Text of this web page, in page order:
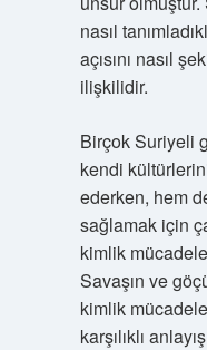
nasıl
açısını nasıl
ilişkilidir.
Birçok Suriyeli
kendi
ederken, hem
sağlamak için
kimlik
Savaşın ve
kimlik
karşılıklı